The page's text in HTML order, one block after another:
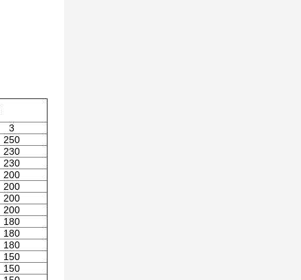
3
250
230
230
200
200
200
200
180
180
180
150
150